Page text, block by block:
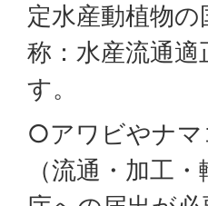
定水産動植物
称：水産流通
す。
○アワビやナマ
（流通・加工